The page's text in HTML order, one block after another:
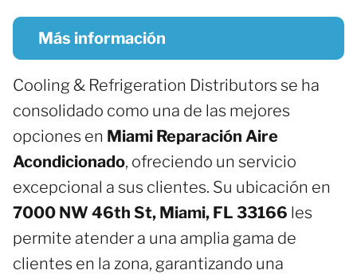
Más información
Cooling & Refrigeration Distributors se ha
consolidado como una de las mejores
opciones en Miami Reparación Aire
Acondicionado, ofreciendo un servicio
excepcional a sus clientes. Su ubicación en
7000 NW 46th St, Miami, FL 33166 les
permite atender a una amplia gama de
clientes en la zona, garantizando una